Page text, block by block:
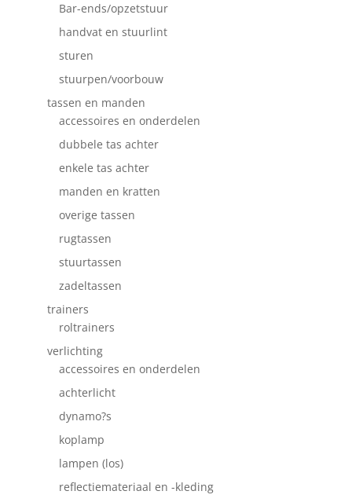
Bar-ends/opzetstuur
handvat en stuurlint
sturen
stuurpen/voorbouw
tassen en manden
accessoires en onderdelen
dubbele tas achter
enkele tas achter
manden en kratten
overige tassen
rugtassen
stuurtassen
zadeltassen
trainers
roltrainers
verlichting
accessoires en onderdelen
achterlicht
dynamo?s
koplamp
lampen (los)
reflectiemateriaal en -kleding